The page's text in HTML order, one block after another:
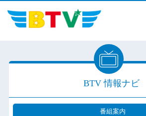
BTV 情報ナビ
番組案内